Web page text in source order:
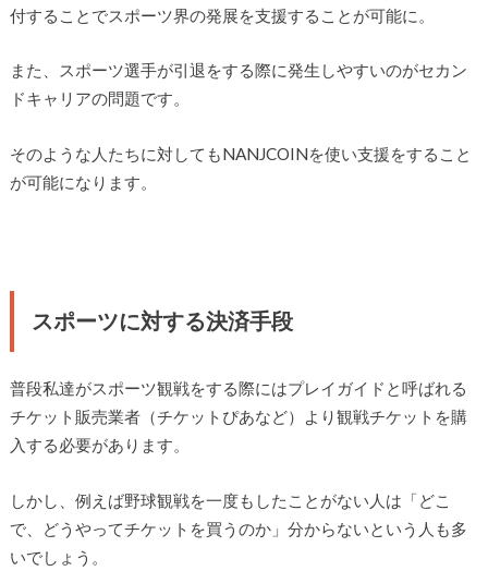
付することでスポーツ界の発展を支援することが可能に。
また、スポーツ選手が引退をする際に発生しやすいのがセカン
ドキャリアの問題です。
そのような人たちに対してもNANJCOINを使い支援をすること
が可能になります。
スポーツに対する決済手段
普段私達がスポーツ観戦をする際にはプレイガイドと呼ばれる
チケット販売業者（チケットぴあなど）より観戦チケットを購
入する必要があります。
しかし、例えば野球観戦を一度もしたことがない人は「どこ
で、どうやってチケットを買うのか」分からないという人も多
いでしょう。